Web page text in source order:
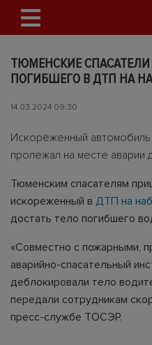
ТЮМЕНСКИЕ
ПОГИБШЕГО В ДТП НА
14.03.2024 09:30
Искорёженный
пролежал на месте аварии
Тюменским спасателям
искореженный в ДТП на
достать тело погибшего
«Совместно с пожарными,
аварийно-спасательный
деблокировали тело
передали сотрудникам
пресс-службе ТОСЭР.